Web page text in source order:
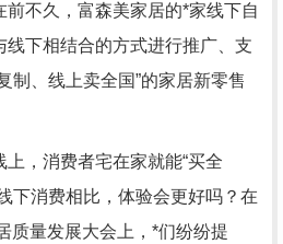
不久，富森美家居的*家线下自
下相结合的方式进行推广、支
制、线上卖全国”的家居新零售
，消费者宅在家就能“买全
下消费相比，体验会更好吗？在
质量发展大会上，*们纷纷提